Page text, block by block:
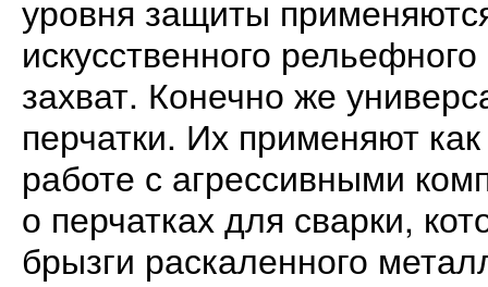
уровня защиты
искусственного
захват. Конечно же
перчатки. Их применяют
работе с агрессивными
о перчатках для сварки,
брызги раскаленного